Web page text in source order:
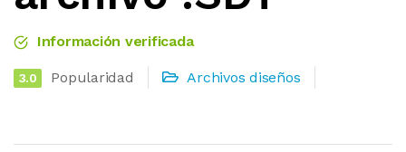
Información verificada
3.0 Popularidad Archivos diseños